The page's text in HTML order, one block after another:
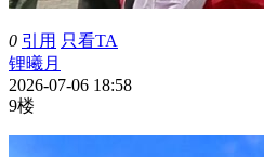
0 引用 只看TA
锂曦月
2026-07-06 18:58
9楼